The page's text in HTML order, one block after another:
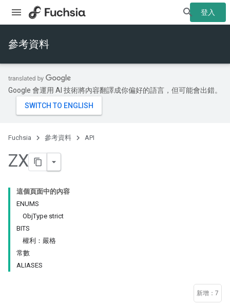
登入
參考資料
Google 會運用 AI 技術將內容翻譯成你偏好的語言，但可能會出錯。
Fuchsia 參考資料 API
ZX
這個頁面中的內容
ENUMS
ObjType strict
BITS
權利：嚴格
常數
ALIASES
新增：7